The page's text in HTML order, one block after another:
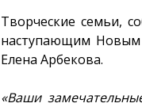
Творческие семьи,
наступающим Новым
Елена Арбекова.
«Ваши